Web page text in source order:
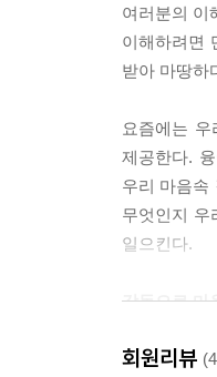
여러분의 이
이해하려면
받아 마땅하
요즘에는
제공한다.
우리 마음속
무엇인지 우
일으킨다.
감동으로 마
머리말에서
회원리뷰